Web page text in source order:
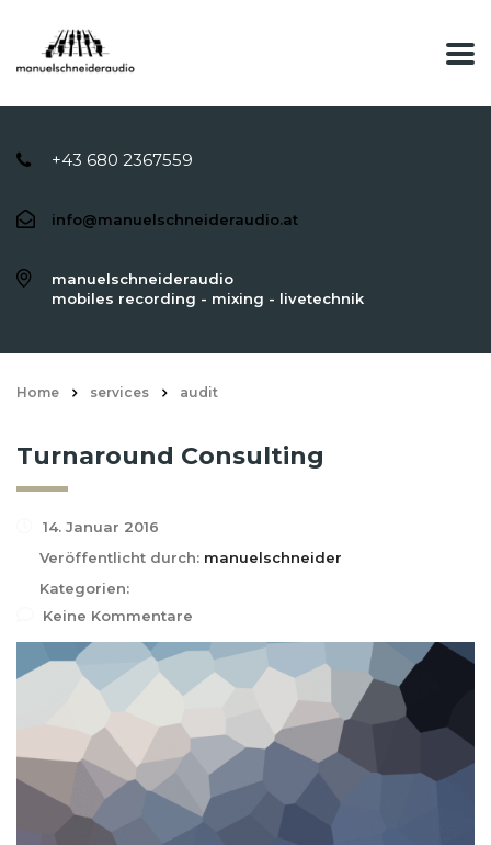
+43 680 2367559
info@manuelschneideraudio.at
manuelschneideraudio
mobiles recording - mixing - livetechnik
Home services audit
Turnaround Consulting
14. Januar 2016
Veröffentlicht durch: manuelschneider
Kategorien:
Keine Kommentare